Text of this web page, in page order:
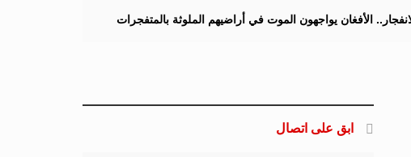
الأفغان يواجهون الموت في أراضيهم الملوثة بالمتفجرات
ابق على اتصال